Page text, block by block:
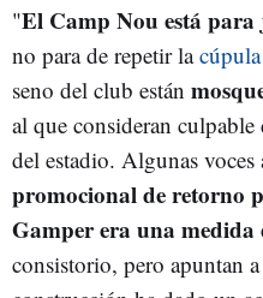
"El Camp Nou está
no para de repetir la
seno del club están
al que consideran culpable
del estadio. Algunas
promocional de retorno
Gamper era una medida
consistorio, pero apuntan